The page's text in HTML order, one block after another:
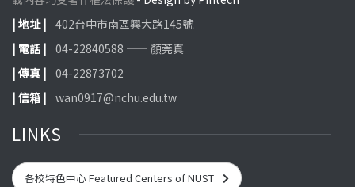
| 地址 | 402台中市南區興大路145號
| 電話 | 04-22840588 —— 顏莞真
| 傳真 | 04-22873702
| 信箱 | wan0917@nchu.edu.tw
LINKS
各校特色中心 Featured Centers of NUST